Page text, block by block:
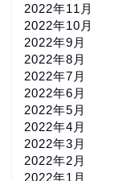
2022年11月
2022年10月
2022年9月
2022年8月
2022年7月
2022年6月
2022年5月
2022年4月
2022年3月
2022年2月
2022年1月